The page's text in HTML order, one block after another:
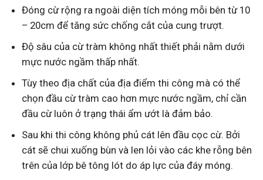
Đóng cừ rộng ra ngoài diện tích móng mỗi bên từ 10
– 20cm để tăng sức chống cắt của cung trượt.
Độ sâu của cừ tràm không nhất thiết phải nằm dưới
mực nước ngầm thấp nhất.
Tùy theo địa chất của địa điểm thi công mà có thể
chọn đầu cừ tràm cao hơn mực nước ngầm, chỉ cần
đầu cừ luôn ở trạng thái ẩm ướt là đảm bảo.
Sau khi thi công không phủ cát lên đầu cọc cừ. Bởi
cát sẽ chui xuống bùn và len lỏi vào các khe rỗng bên
trên của lớp bê tông lót do áp lực của đáy móng.